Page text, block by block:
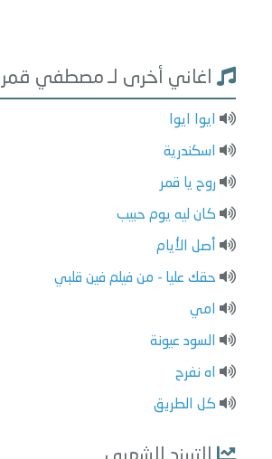
اغاني أخرى لـ مصطفي قمر
ايوا ايوا
اسكندرية
روح يا قمر
كان ليه يوم حبيب
أصل الأيام
حقك عليا - من فيلم فين قلبي
امي
السود عيونة
اه نفرح
كل الطريق